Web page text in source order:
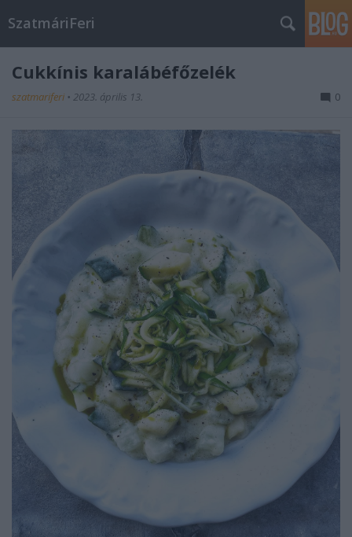
SzatmáriFeri
Cukkínis karalábéfőzelék
szatmariferi • 2023. április 13. 0